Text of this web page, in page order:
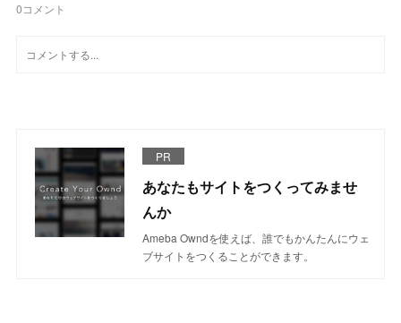
0コメント
PR
あなたもサイトをつくってみませ
んか
Ameba Owndを使えば、誰でもかんたんにウェ
ブサイトをつくることができます。